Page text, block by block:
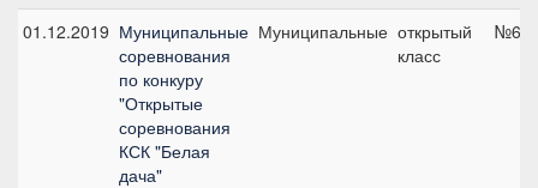
01.12.2019 Муниципальные
соревнования
по конкуру
"Открытые
соревнования
КСК "Белая
дача"
Муниципальные открытый
класс
№6,